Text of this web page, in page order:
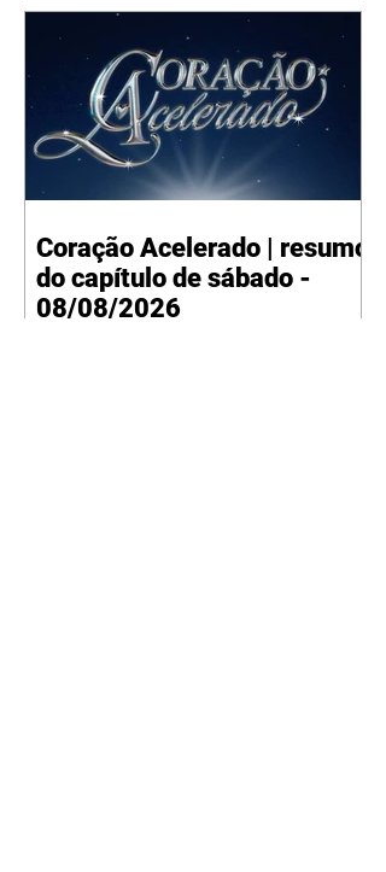
joalheria. André conta a Pedro
que a associação de advogados
expulsou Ademir. Laurentino
contrata Adriana para servir no
restaurante. Adriana vê Pedro e
Bruna no restaurante. Bruna
provoca Adriana. Dora pede
encontro com Suely. Adriana diz
a Lyris que está feliz trabalhando
no restaurante de Nanc
Coração Acelerado | resumo
do capítulo de sábado -
08/08/2026